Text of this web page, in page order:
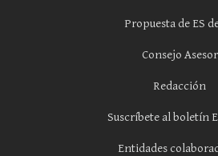
Propuesta de ES
Consejo Asesor
Redacción
Suscríbete al boletín
Entidades